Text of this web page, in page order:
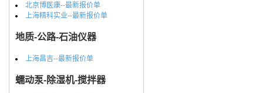
北京博医康--最新报价单
上海精科实业--最新报价单
地质-公路-石油仪器
上海昌吉--最新报价单
蠕动泵-除湿机-搅拌器